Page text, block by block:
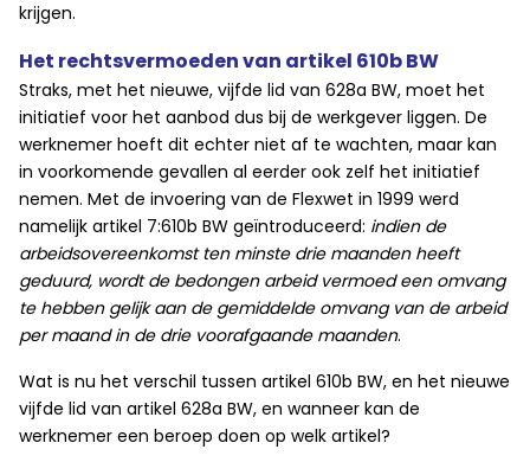
krijgen.
Het rechtsvermoeden van artikel 610b BW
Straks, met het nieuwe, vijfde lid van 628a BW, moet het
initiatief voor het aanbod dus bij de werkgever liggen. De
werknemer hoeft dit echter niet af te wachten, maar kan
in voorkomende gevallen al eerder ook zelf het initiatief
nemen. Met de invoering van de Flexwet in 1999 werd
namelijk artikel 7:610b BW geïntroduceerd: indien de
arbeidsovereenkomst ten minste drie maanden heeft
geduurd, wordt de bedongen arbeid vermoed een omvang
te hebben gelijk aan de gemiddelde omvang van de arbeid
per maand in de drie voorafgaande maanden.
Wat is nu het verschil tussen artikel 610b BW, en het nieuwe
vijfde lid van artikel 628a BW, en wanneer kan de
werknemer een beroep doen op welk artikel?